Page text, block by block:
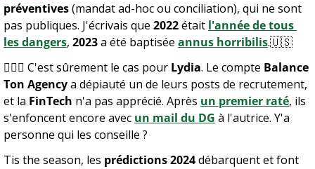
préventives (mandat ad-hoc ou conciliation), qui ne sont
pas publiques. J'écrivais que 2022 était l'année de tous
les dangers, 2023 a été baptisée annus horribilis.🇺🇸
🤦🏻‍♀️ C'est sûrement le cas pour Lydia. Le compte Balance
Ton Agency a dépiauté un de leurs posts de recrutement,
et la FinTech n'a pas apprécié. Après un premier raté, ils
s'enfoncent encore avec un mail du DG à l'autrice. Y'a
personne qui les conseille ?
Tis the season, les prédictions 2024 débarquent et font